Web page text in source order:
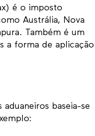
é o imposto
Austrália, Nova
Também é um
a forma de aplicação
baseia-se